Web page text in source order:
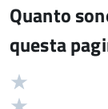
Quanto
questa
Valutazione